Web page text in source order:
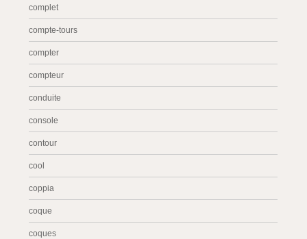
complet
compte-tours
compter
compteur
conduite
console
contour
cool
coppia
coque
coques